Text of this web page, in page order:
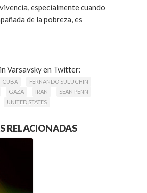
especialmente cuando
de la pobreza, es
Varsavsky en Twitter:
CUBA
FERNANDO SULUCHIN
GAZA IRAN
SEAN PENN
UNITED STATES
RELACIONADAS